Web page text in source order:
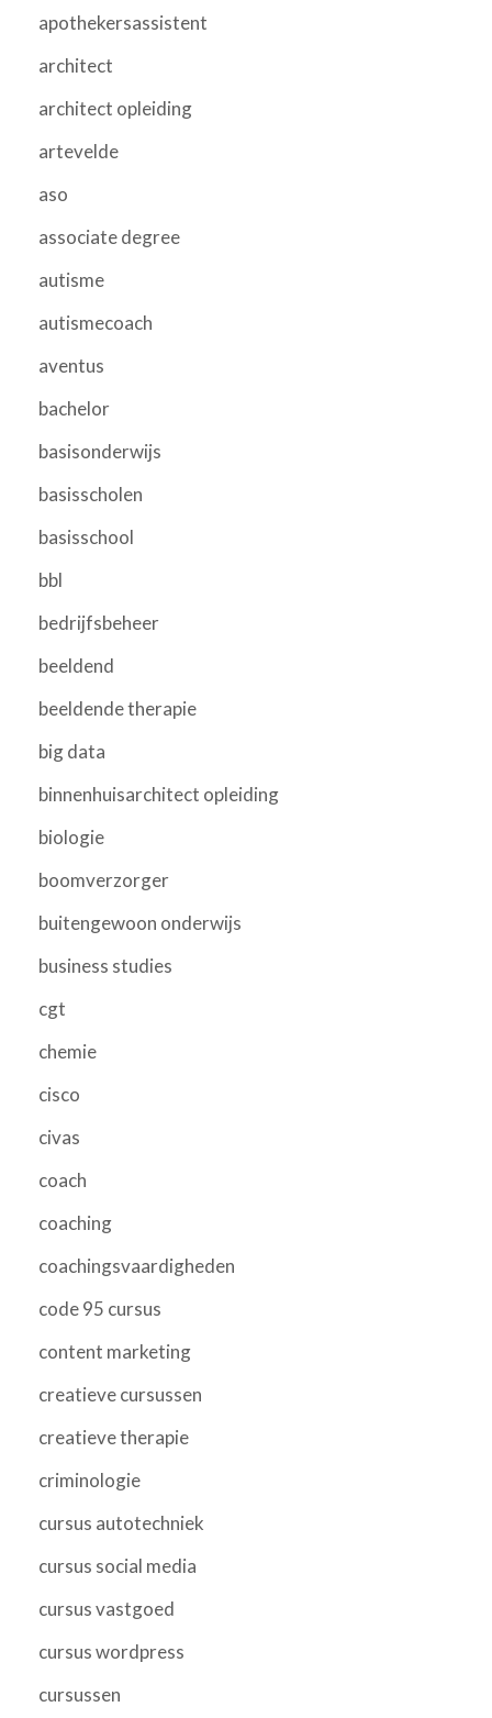
apothekersassistent
architect
architect opleiding
artevelde
aso
associate degree
autisme
autismecoach
aventus
bachelor
basisonderwijs
basisscholen
basisschool
bbl
bedrijfsbeheer
beeldend
beeldende therapie
big data
binnenhuisarchitect opleiding
biologie
boomverzorger
buitengewoon onderwijs
business studies
cgt
chemie
cisco
civas
coach
coaching
coachingsvaardigheden
code 95 cursus
content marketing
creatieve cursussen
creatieve therapie
criminologie
cursus autotechniek
cursus social media
cursus vastgoed
cursus wordpress
cursussen